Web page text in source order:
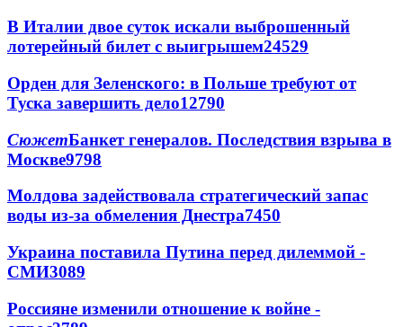
В Италии двое суток искали выброшенный
лотерейный билет с выигрышем24529
Орден для Зеленского: в Польше требуют от
Туска завершить дело12790
СюжетБанкет генералов. Последствия взрыва в
Москве9798
Молдова задействовала стратегический запас
воды из-за обмеления Днестра7450
Украина поставила Путина перед дилеммой -
СМИ3089
Россияне изменили отношение к войне -